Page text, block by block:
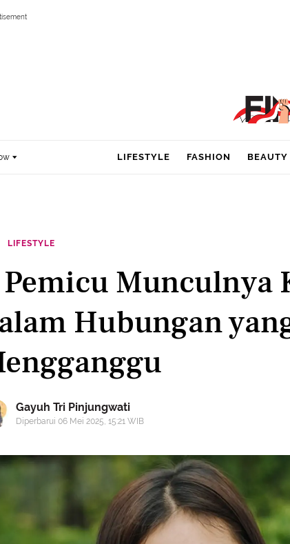
LIFESTYLE FASHION BEAUTY
LIFESTYLE
Munculnya
Hubungan
Gayuh Tri Pinjungwati
Diperbarui 06 Mei 2025, 15:21 WIB